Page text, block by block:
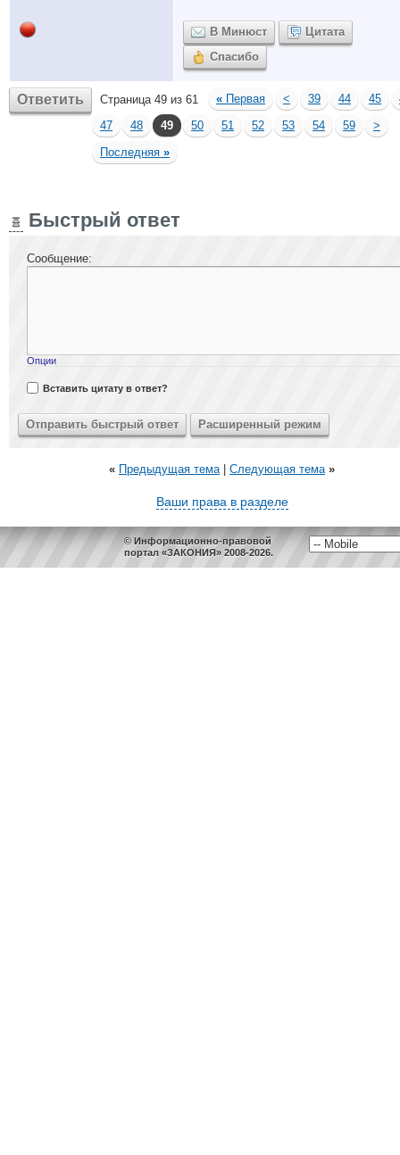
В Минюст
Цитата
Спасибо
Ответить Страница 49 из 61 « Первая < 39 44 45
47
48 49 50 51 52 53 54 59
>
Последняя »
Быстрый ответ
Сообщение:
Опции
Вставить цитату в ответ?
« Предыдущая тема| Следующая тема »
Ваши права в разделе
© Информационно-правовой
портал «ЗАКОНИЯ» 2008-2026.